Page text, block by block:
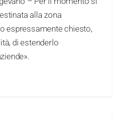
alla zona
espressamente chiesto,
di estenderlo